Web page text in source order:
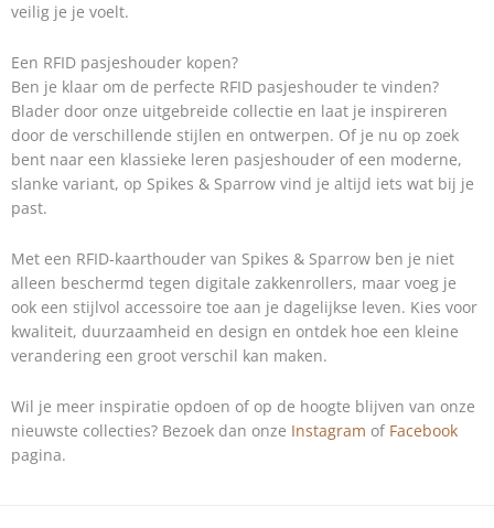
veilig je je voelt.
Een RFID pasjeshouder kopen?
Ben je klaar om de perfecte RFID pasjeshouder te vinden?
Blader door onze uitgebreide collectie en laat je inspireren
door de verschillende stijlen en ontwerpen. Of je nu op zoek
bent naar een klassieke leren pasjeshouder of een moderne,
slanke variant, op Spikes & Sparrow vind je altijd iets wat bij je
past.
Met een RFID-kaarthouder van Spikes & Sparrow ben je niet
alleen beschermd tegen digitale zakkenrollers, maar voeg je
ook een stijlvol accessoire toe aan je dagelijkse leven. Kies voor
kwaliteit, duurzaamheid en design en ontdek hoe een kleine
verandering een groot verschil kan maken.
Wil je meer inspiratie opdoen of op de hoogte blijven van onze
nieuwste collecties? Bezoek dan onze Instagram of Facebook
pagina.